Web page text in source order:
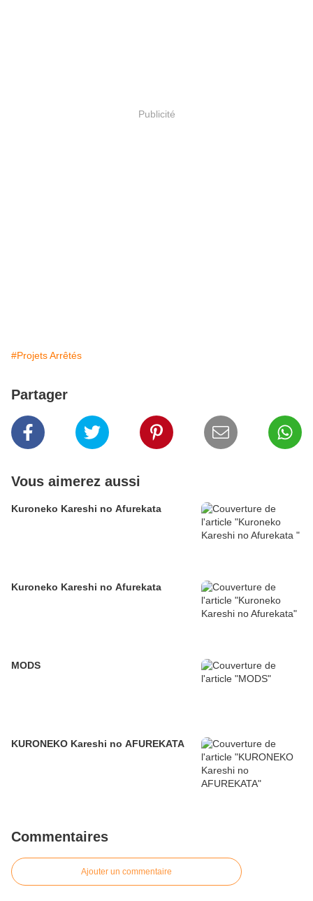
Publicité
#Projets Arrêtés
Partager
Vous aimerez aussi
Kuroneko Kareshi no Afurekata
Kuroneko Kareshi no Afurekata
MODS
KURONEKO Kareshi no AFUREKATA
Commentaires
Ajouter un commentaire